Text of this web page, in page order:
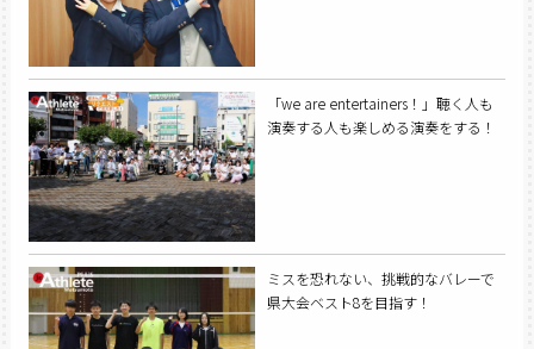
「we are entertainers！」聴く人も
演奏する人も楽しめる演奏をする！
ミスを恐れない、挑戦的なバレーで
県大会ベスト8を目指す！